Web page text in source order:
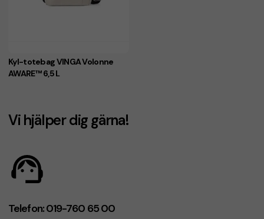
Kyl-totebag VINGA Volonne
AWARE™ 6,5 L
Vi hjälper dig gärna!
Telefon: 019-760 65 00